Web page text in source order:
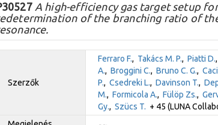
A high-efficiency gas target setup
of the branching ratio of
Szerzők
Ferraro F., Takács M. P., Piatti D.,
A., Broggini C., Bruno C. G.,
P., Csedreki L., Davinson T.,
M., Formicola A., Fülöp Zs.,
Gy., Szücs T. + 45 (LUNA